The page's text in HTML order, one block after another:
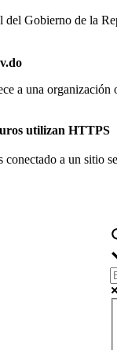
del Gobierno de la
a una
utilizan HTTPS
conectado a un sitio